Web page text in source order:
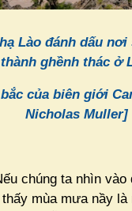
Lào đánh dấu
thành ghềnh thác ở
của biên giới
Nicholas Muller]
chúng ta nhìn
mùa mưa nầy